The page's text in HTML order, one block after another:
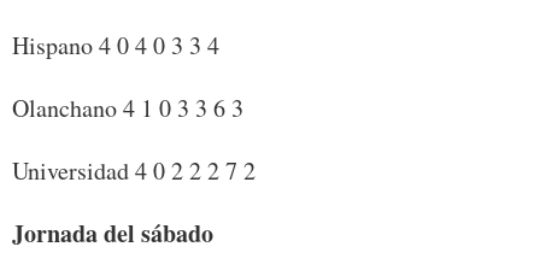
Hispano 4 0 4 0 3 3 4
Olanchano 4 1 0 3 3 6 3
Universidad 4 0 2 2 2 7 2
Jornada del sábado